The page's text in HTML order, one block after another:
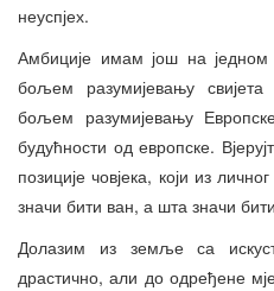
неуспјех.
Амбиције имам још на
бољем разумијевању
бољем разумијевању
будућности од европске.
позиције човјека, који из
значи бити ван, а шта значи
Долазим из земље са
драстично, али до одређене